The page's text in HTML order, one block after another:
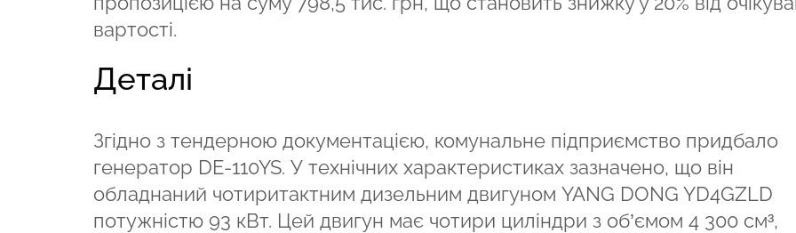
вартості.
Деталі
Згідно з тендерною документацією, комунальне підприємство придбало
генератор DE-110YS. У технічних характеристиках зазначено, що він
обладнаний чотиритактним дизельним двигуном YANG DONG YD4GZLD
потужністю 93 кВт. Цей двигун має чотири циліндри з об’ємом 4 300 см³,